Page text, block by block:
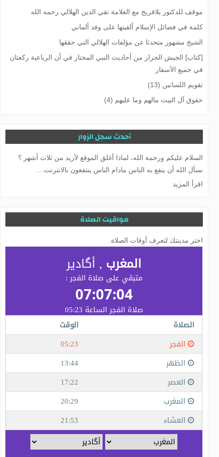
موقف للدكتور بلافريج مع العلامة تقي الدين الهلالي رحمه الله
كلمة في فضائل الإسلام ألقيتها على وفد ألماني
الشيخ مشهور متحدثا عن مؤلفات الهلالي التي حققها
[كتاب] الجيش الجرار من أحاديث النبي المختار في أن الرباعية ركعتان
في جميع الأسفار
تقويم اللسانين (13)
حقوق آل البيت مالهم وما عليهم (4)
أحدث سجل الزوار
السلام عليكم ورحمة الله، لماذا أغلق الموقع لأزيد من ثلاث أشهر ؟
نسأل الله أن ينفع به الناس مادام الناس ينتفعون بالانترنت....
اقرأ المزيد
مواقيت الصلاة
اختر مدينتك لتعرف أوقات الصلاة.